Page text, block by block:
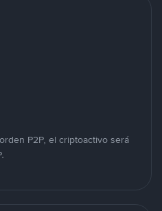
P2P, el criptoactivo será